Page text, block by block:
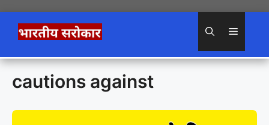
content
Menu
cautions against